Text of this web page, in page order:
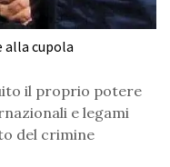
alla cupola
il proprio potere
e legami
del crimine